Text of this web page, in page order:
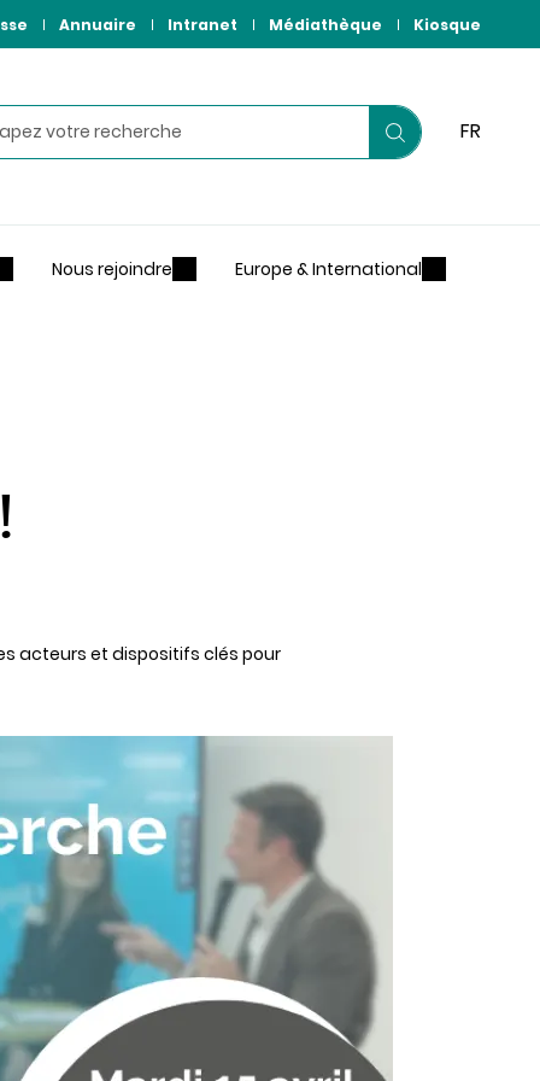
Annuaire Intranet Médiathèque Kiosque
Lancer
FR
Nous rejoindre Europe & International
acteurs et dispositifs clés pour